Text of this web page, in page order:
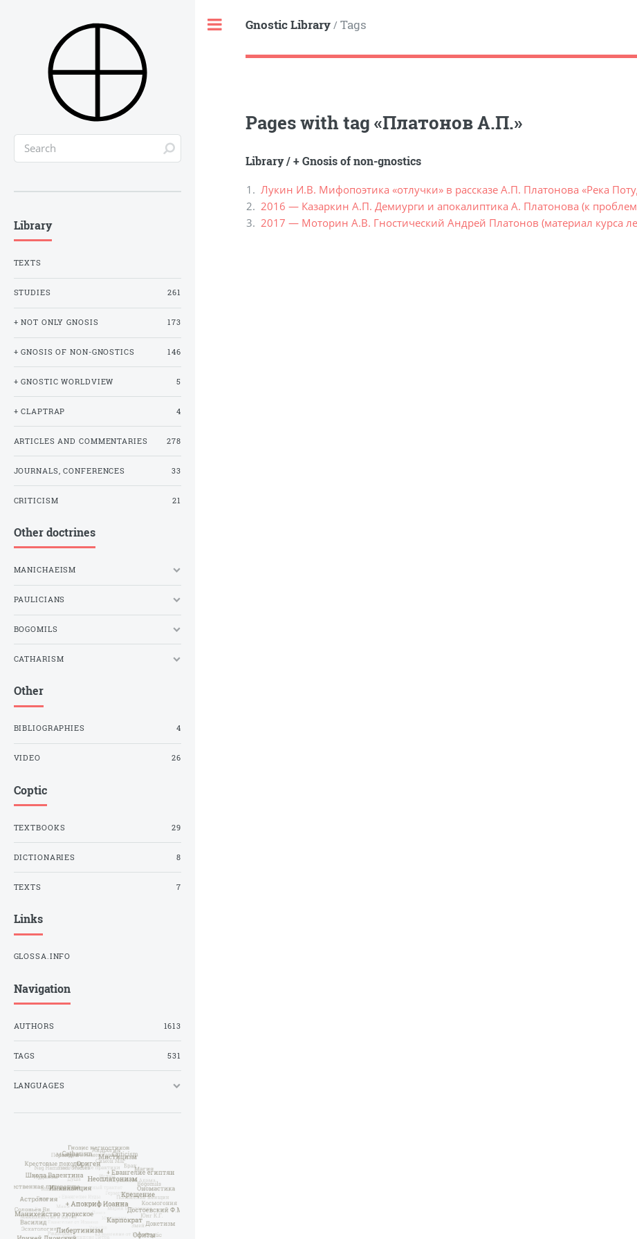
Gnostic Library/ Tags
Pages with tag «Платонов А.П.»
Library/+ Gnosis of non-gnostics
Лукин И.В. Мифопоэтика «отлучки» в рассказе А.П. Платонова «Река
2016 — Казаркин А.П. Демиурги и апокалиптика А. Платонова (к
2017 — Моторин А.В. Гностический Андрей Платонов (материал курса
Library
TEXTS
STUDIES 261
+ NOT ONLY GNOSIS 173
+ GNOSIS OF NON-GNOSTICS 146
+ GNOSTIC WORLDVIEW 5
+ CLAPTRAP 4
ARTICLES AND COMMENTARIES 278
JOURNALS, CONFERENCES 33
CRITICISM 21
Other doctrines
MANICHAEISM
PAULICIANS
BOGOMILS
CATHARISM
Other
BIBLIOGRAPHIES 4
VIDEO 26
Coptic
TEXTBOOKS 29
DICTIONARIES 8
TEXTS 7
Links
GLOSSA.INFO
Navigation
AUTHORS 1613
TAGS 531
LANGUAGES
Toggle